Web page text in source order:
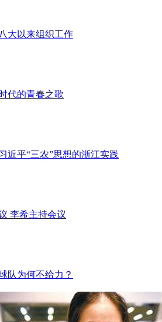
大以来组织工作
代的青春之歌
平“三农”思想的浙江实践
李希主持会议
队为何不给力？